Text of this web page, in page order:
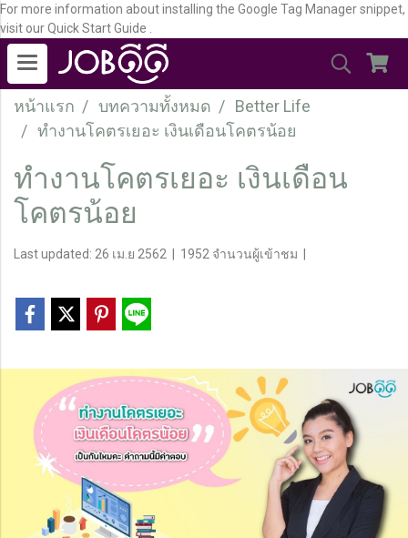
For more information about installing the Google Tag Manager snippet,
visit our Quick Start Guide .
หน้าแรก บทความทั้งหมด
Better Life
ทำงานโคตรเยอะ เงินเดือนโคตรน้อย
ทำงานโคตรเยอะ เงินเดือน
โคตรน้อย
Last updated: 26 เม.ย 2562 1952 จำนวนผู้เข้าชม